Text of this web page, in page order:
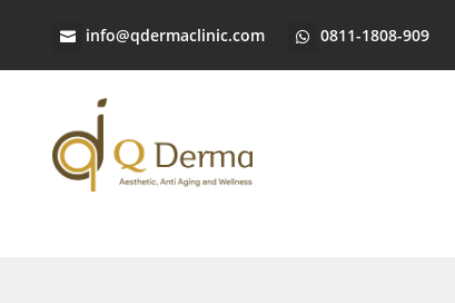
info@qdermaclinic.com 0811-1808-909